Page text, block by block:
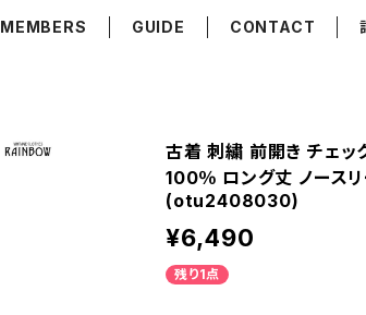
MEMBERS GUIDE CONTACT
古着 刺繍 前開き チェッ
100％ ロング丈 ノース
(otu2408030)
¥6,490
残り1点